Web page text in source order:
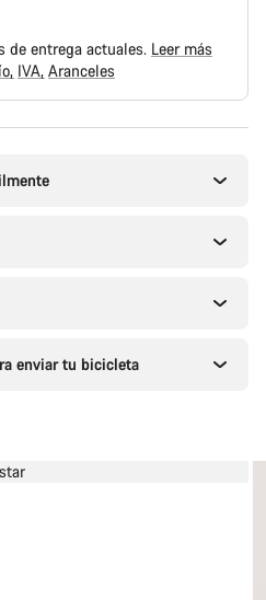
de entrega actuales. Leer más
IVA Aranceles
enviar tu bicicleta